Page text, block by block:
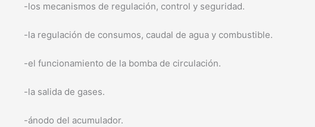
-los mecanismos de regulación, control y seguridad.
-la regulación de consumos, caudal de agua y combustible.
-el funcionamiento de la bomba de circulación.
-la salida de gases.
-ánodo del acumulador.